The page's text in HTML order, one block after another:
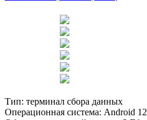
Тип: терминал сбора данных
Операционная система: Android 12